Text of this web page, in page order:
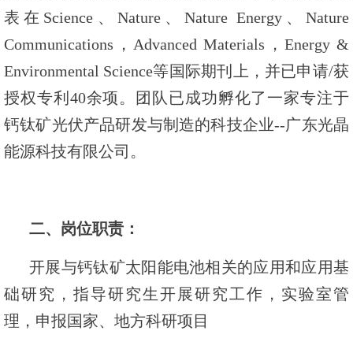
表在Science、Nature、Nature Energy、Nature
Communications，Advanced Materials，Energy &
Environmental Science等国际期刊上，并已申请/获
授权专利40余项。团队已成功孵化了一家专注于
钙钛矿光伏产品研发与制造的科技企业--广东光晶
能源科技有限公司。
二、岗位职责：
开展与钙钛矿太阳能电池相关的应用和应用基
础研究，指导研究生开展研究工作，实验室管
理，申报国家、地方科研项目